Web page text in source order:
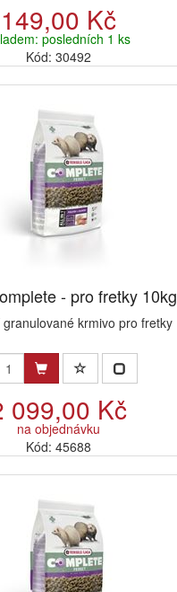
149,00 Kč
posledních 1 ks
Kód: 30492
- pro fretky 10kg
krmivo pro fretky
099,00 Kč
na objednávku
Kód: 45688